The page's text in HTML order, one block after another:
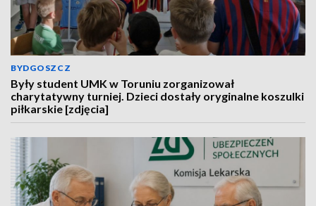
BYDGOSZCZ
Były student UMK w Toruniu zorganizował
charytatywny turniej. Dzieci dostały oryginalne koszulki
piłkarskie [zdjęcia]